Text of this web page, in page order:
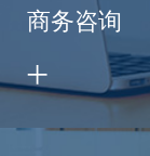
商务咨询